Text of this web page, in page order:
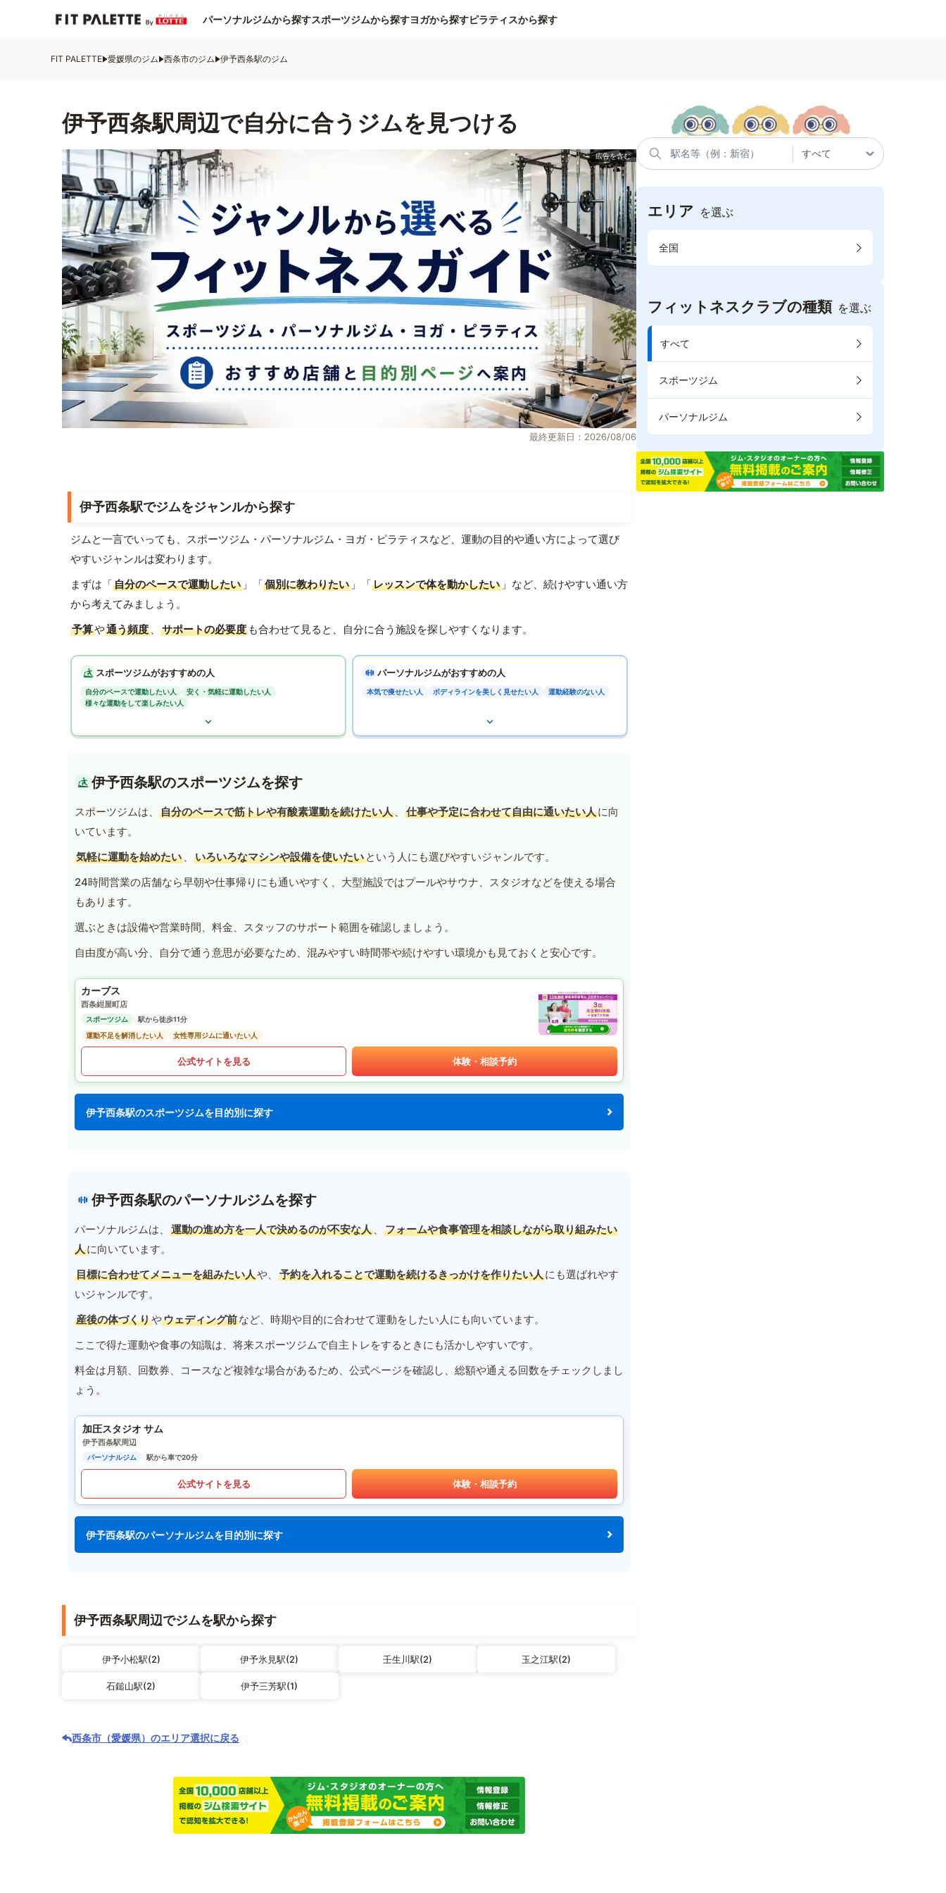
パーソナルジムから探すスポーツジムから探すヨガから探すピラティスから探す
FIT PALETTE 愛媛県のジム 西条市のジム 伊予西条駅のジム
伊予西条駅周辺で自分に合うジムを見つける
最終更新日：2026/08/06
伊予西条駅でジムをジャンルから探す
ジムと一言でいっても、スポーツジム・パーソナルジム・ヨガ・ピラティスなど、運動の目的や通い方によって選び
やすいジャンルは変わります。
まずは「自分のペースで運動したい 」「個別に教わりたい 」「レッスンで体を動かしたい 」など、続けやすい通い方
から考えてみましょう。
予算や通う頻度 、 サポートの必要度 も合わせて見ると、自分に合う施設を探しやすくなります。
スポーツジムがおすすめの人
自分のペースで運動したい人
安く・気軽に運動したい人
様々な運動をして楽しみたい人
パーソナルジムがおすすめの人
本気で痩せたい人 ボディラインを美しく見せたい人 運動経験のない人
伊予西条駅のスポーツジムを探す
スポーツジムは、 自分のペースで筋トレや有酸素運動を続けたい人 、 仕事や予定に合わせて自由に通いたい人に向
いています。
気軽に運動を始めたい 、 いろいろなマシンや設備を使いたい という人にも選びやすいジャンルです。
24時間営業の店舗なら早朝や仕事帰りにも通いやすく、大型施設ではプールやサウナ、スタジオなどを使える場合
もあります。
選ぶときは設備や営業時間、料金、スタッフのサポート範囲を確認しましょう。
自由度が高い分、自分で通う意思が必要なため、混みやすい時間帯や続けやすい環境かも見ておくと安心です。
カーブス
西条紺屋町店
スポーツジム
駅から徒歩11分
運動不足を解消したい人
女性専用ジムに通いたい人
公式サイトを見る 体験・相談予約
伊予西条駅のスポーツジムを目的別に探す
伊予西条駅のパーソナルジムを探す
パーソナルジムは、 運動の進め方を一人で決めるのが不安な人 、
フォームや食事管理を相談しながら取り組みたい
人に向いています。
目標に合わせてメニューを組みたい人や、 予約を入れることで運動を続けるきっかけを作りたい人にも選ばれやす
いジャンルです。
産後の体づくりやウェディング前など、時期や目的に合わせて運動をしたい人にも向いています。
ここで得た運動や食事の知識は、将来スポーツジムで自主トレをするときにも活かしやすいです。
料金は月額、回数券、コースなど複雑な場合があるため、公式ページを確認し、総額や通える回数をチェックしまし
ょう。
加圧スタジオ サム
伊予西条駅周辺
パーソナルジム 駅から車で20分
公式サイトを見る 体験・相談予約
伊予西条駅のパーソナルジムを目的別に探す
伊予西条駅周辺でジムを駅から探す
伊予小松駅(2) 伊予氷見駅(2) 壬生川駅(2) 玉之江駅(2)
石鎚山駅(2) 伊予三芳駅(1)
西条市（愛媛県）のエリア選択に戻る
エリア を選ぶ
全国
フィットネスクラブの種類 を選ぶ
すべて
スポーツジム
パーソナルジム